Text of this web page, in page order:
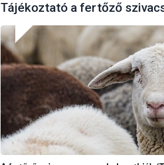
Tájékoztató a fertőző